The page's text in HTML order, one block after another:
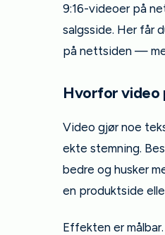
9:16-videoer på
salgsside. Her får
på nettsiden —
Hvorfor video
Video gjør noe
ekte stemning.
bedre og husker
en produktside
Effekten er